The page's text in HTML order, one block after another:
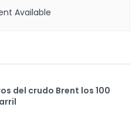
Available
del crudo Brent los 100